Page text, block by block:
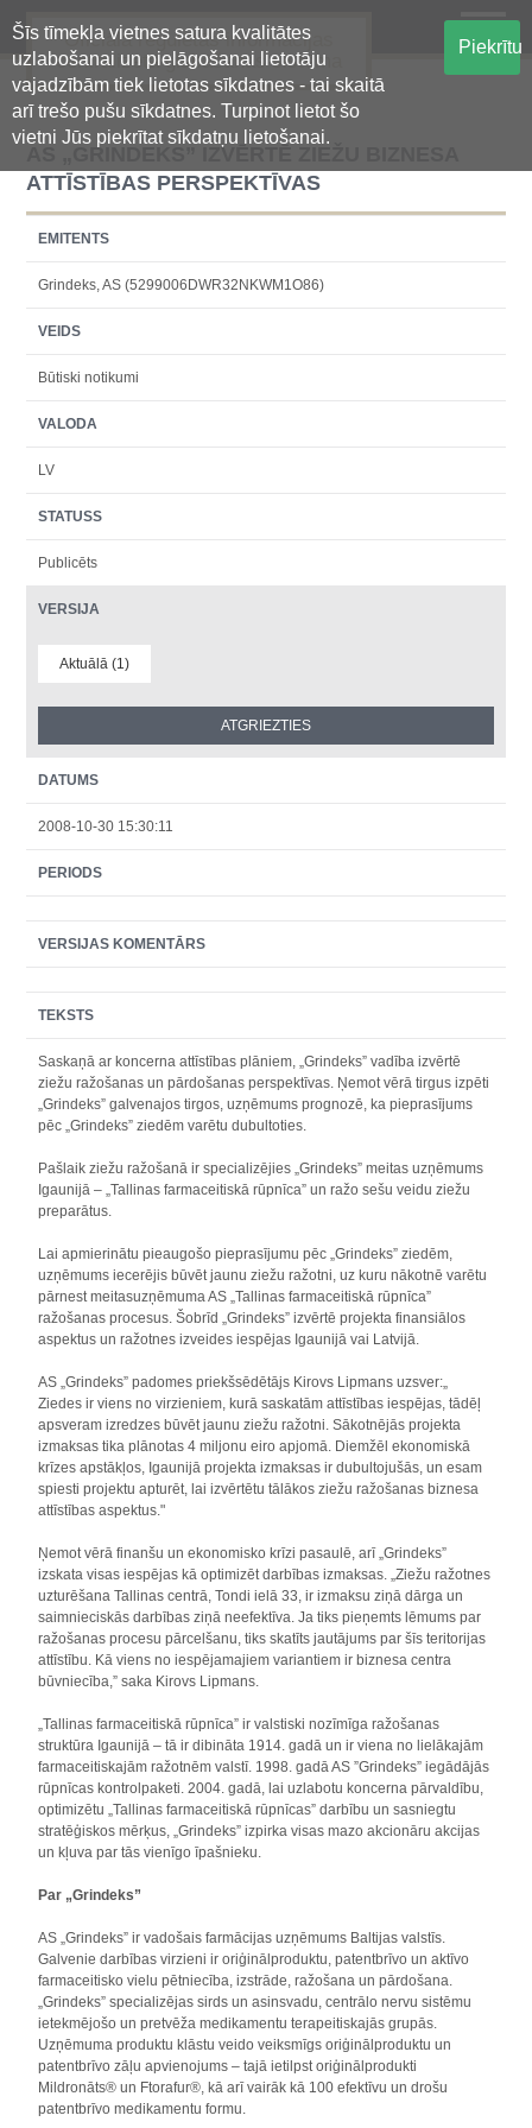
Šīs tīmekļa vietnes satura kvalitātes
uzlabošanai un pielāgošanai lietotāju
vajadzībām tiek lietotas sīkdatnes - tai skaitā
arī trešo pušu sīkdatnes. Turpinot lietot šo
vietni Jūs piekrītat sīkdatņu lietošanai.
Piekrītu
Oficiālā regulētās informācijas
centralizētā glabāšanas sistēma
AS „GRINDEKS” IZVĒRTĒ ZIEŽU BIZNESA
ATTĪSTĪBAS PERSPEKTĪVAS
EMITENTS
Grindeks, AS (5299006DWR32NKWM1O86)
VEIDS
Būtiski notikumi
VALODA
LV
STATUSS
Publicēts
VERSIJA
Aktuālā (1)
DATUMS
2008-10-30 15:30:11
PERIODS
VERSIJAS KOMENTĀRS
TEKSTS
Saskaņā ar koncerna attīstības plāniem, „Grindeks” vadība izvērtē
ziežu ražošanas un pārdošanas perspektīvas. Ņemot vērā tirgus izpēti
„Grindeks” galvenajos tirgos, uzņēmums prognozē, ka pieprasījums
pēc „Grindeks” ziedēm varētu dubultoties.
Pašlaik ziežu ražošanā ir specializējies „Grindeks” meitas uzņēmums
Igaunijā – „Tallinas farmaceitiskā rūpnīca” un ražo sešu veidu ziežu
preparātus.
Lai apmierinātu pieaugošo pieprasījumu pēc „Grindeks” ziedēm,
uzņēmums iecerējis būvēt jaunu ziežu ražotni, uz kuru nākotnē varētu
pārnest meitasuzņēmuma AS „Tallinas farmaceitiskā rūpnīca”
ražošanas procesus. Šobrīd „Grindeks” izvērtē projekta finansiālos
aspektus un ražotnes izveides iespējas Igaunijā vai Latvijā.
AS „Grindeks” padomes priekšsēdētājs Kirovs Lipmans uzsver:„
Ziedes ir viens no virzieniem, kurā saskatām attīstības iespējas, tādēļ
apsveram izredzes būvēt jaunu ziežu ražotni. Sākotnējās projekta
izmaksas tika plānotas 4 miljonu eiro apjomā. Diemžēl ekonomiskā
krīzes apstākļos, Igaunijā projekta izmaksas ir dubultojušās, un esam
spiesti projektu apturēt, lai izvērtētu tālākos ziežu ražošanas biznesa
attīstības aspektus."
Ņemot vērā finanšu un ekonomisko krīzi pasaulē, arī „Grindeks”
izskata visas iespējas kā optimizēt darbības izmaksas. „Ziežu ražotnes
uzturēšana Tallinas centrā, Tondi ielā 33, ir izmaksu ziņā dārga un
saimnieciskās darbības ziņā neefektīva. Ja tiks pieņemts lēmums par
ražošanas procesu pārcelšanu, tiks skatīts jautājums par šīs teritorijas
attīstību. Kā viens no iespējamajiem variantiem ir biznesa centra
būvniecība,” saka Kirovs Lipmans.
„Tallinas farmaceitiskā rūpnīca” ir valstiski nozīmīga ražošanas
struktūra Igaunijā – tā ir dibināta 1914. gadā un ir viena no lielākajām
farmaceitiskajām ražotnēm valstī. 1998. gadā AS ”Grindeks” iegādājās
rūpnīcas kontrolpaketi. 2004. gadā, lai uzlabotu koncerna pārvaldību,
optimizētu „Tallinas farmaceitiskā rūpnīcas” darbību un sasniegtu
stratēģiskos mērķus, „Grindeks” izpirka visas mazo akcionāru akcijas
un kļuva par tās vienīgo īpašnieku.
Par „Grindeks”
AS „Grindeks” ir vadošais farmācijas uzņēmums Baltijas valstīs.
Galvenie darbības virzieni ir oriģinālproduktu, patentbrīvo un aktīvo
farmaceitisko vielu pētniecība, izstrāde, ražošana un pārdošana.
„Grindeks” specializējas sirds un asinsvadu, centrālo nervu sistēmu
ietekmējošo un pretvēža medikamentu terapeitiskajās grupās.
Uzņēmuma produktu klāstu veido veiksmīgs oriģinālproduktu un
patentbrīvo zāļu apvienojums – tajā ietilpst oriģinālprodukti
Mildronāts® un Ftorafur®, kā arī vairāk kā 100 efektīvu un drošu
patentbrīvo medikamentu formu.